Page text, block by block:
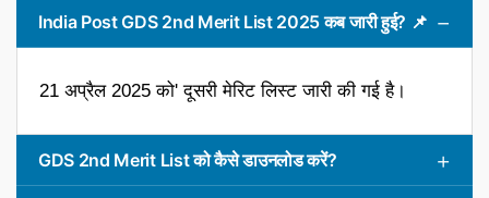
India Post GDS 2nd Merit List 2025 कब जारी हुई? 📌
21 अप्रैल 2025 को' दूसरी मेरिट लिस्ट जारी की गई है।
GDS 2nd Merit List को कैसे डाउनलोड करें?